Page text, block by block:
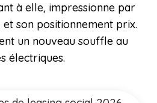
à elle, impressionne par
son positionnement prix.
un nouveau souffle au
électriques.